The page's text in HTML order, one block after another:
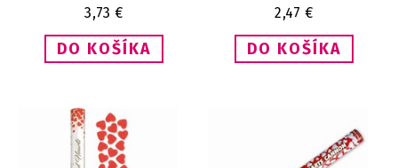
3,73 € 2,47 €